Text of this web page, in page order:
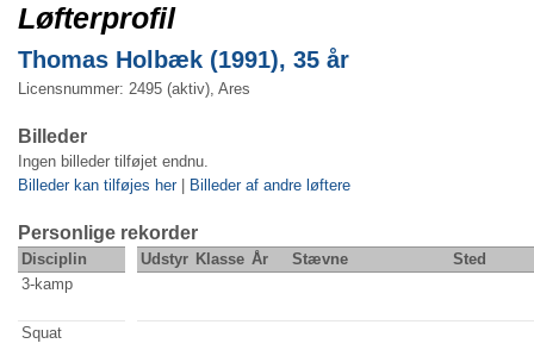
Løfterprofil
Thomas Holbæk (1991), 35 år
Licensnummer: 2495 (aktiv), Ares
Billeder
Ingen billeder tilføjet endnu.
Billeder kan tilføjes her| Billeder af andre løftere
Personlige rekorder
Disciplin Udstyr Klasse År Stævne
Sted
3-kamp
Squat